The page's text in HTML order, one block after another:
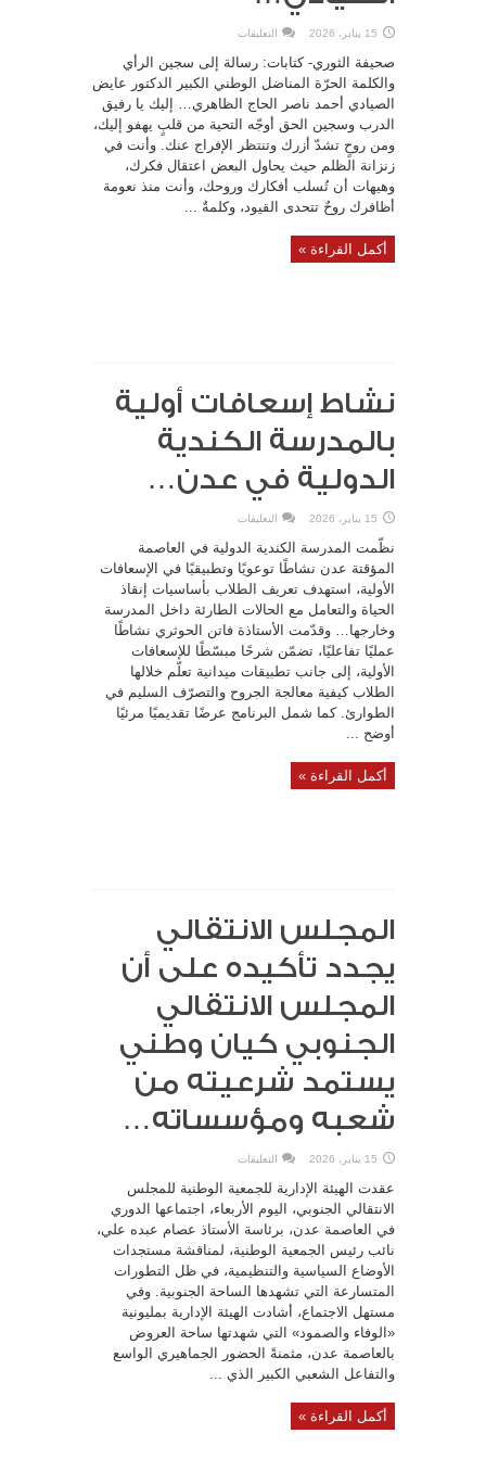
15 يناير، 2026 التعليقات
إلى
سجين
الرأي
والكلمة
الحرّة
المناضل
الوطني
الكبير
الدكتور
عايض
الصيادي…
مغلقة
صحيفة الثوري- كتابات: رسالة إلى سجين الرأي
والكلمة الحرّة المناضل الوطني الكبير الدكتور عايض
الصيادي أحمد ناصر الحاج الظاهري… إليك يا رفيق
الدرب وسجين الحق أوجّه التحية من قلبٍ يهفو إليك،
ومن روحٍ تشدّ أزرك وتنتظر الإفراج عنك. وأنت في
زنزانة الظلم حيث يحاول البعض اعتقال فكرك،
وهيهات أن تُسلب أفكارك وروحك، وأنت منذ نعومة
أظافرك روحٌ تتحدى القيود، وكلمةٌ ...
أكمل القراءة »
نشاط إسعافات أولية
بالمدرسة الكندية
الدولية في عدن…
15 يناير، 2026 التعليقات
إسعافات
أولية
بالمدرسة
الكندية
الدولية
عدن…
مغلقة
نظّمت المدرسة الكندية الدولية في العاصمة
المؤقتة عدن نشاطًا توعويًا وتطبيقيًا في الإسعافات
الأولية، استهدف تعريف الطلاب بأساسيات إنقاذ
الحياة والتعامل مع الحالات الطارئة داخل المدرسة
وخارجها… وقدّمت الأستاذة فاتن الحوثري نشاطًا
عمليًا تفاعليًا، تضمّن شرحًا مبسّطًا للإسعافات
الأولية، إلى جانب تطبيقات ميدانية تعلّم خلالها
الطلاب كيفية معالجة الجروح والتصرّف السليم في
الطوارئ. كما شمل البرنامج عرضًا تقديميًا مرئيًا
أوضح ...
أكمل القراءة »
المجلس الانتقالي
يجدد تأكيده على أن
المجلس الانتقالي
الجنوبي كيان وطني
يستمد شرعيته من
شعبه ومؤسساته…
15 يناير، 2026 التعليقات
الانتقالي
يجدد
تأكيده
على
أن
الانتقالي
الجنوبي
كيان
وطني
شرعيته
من
شعبه
ومؤسساته…
مغلقة
عقدت الهيئة الإدارية للجمعية الوطنية للمجلس
الانتقالي الجنوبي، اليوم الأربعاء، اجتماعها الدوري
في العاصمة عدن، برئاسة الأستاذ عصام عبده علي،
نائب رئيس الجمعية الوطنية، لمناقشة مستجدات
الأوضاع السياسية والتنظيمية، في ظل التطورات
المتسارعة التي تشهدها الساحة الجنوبية. وفي
مستهل الاجتماع، أشادت الهيئة الإدارية بمليونية
«الوفاء والصمود» التي شهدتها ساحة العروض
بالعاصمة عدن، مثمنةً الحضور الجماهيري الواسع
والتفاعل الشعبي الكبير الذي ...
أكمل القراءة »